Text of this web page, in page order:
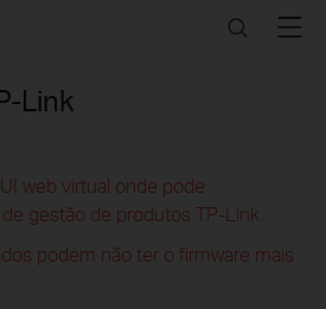
SearchMenu
Link
web virtual onde pode
gestão de produtos TP-Link.
podem não ter o firmware mais